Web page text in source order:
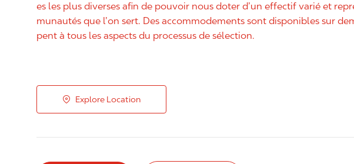
es les plus diverses afin de pouvoir nous doter d’un effectif varié et
munautés que l’on sert. Des accommodements sont disponibles sur
pent à tous les aspects du processus de sélection.
Explore Location